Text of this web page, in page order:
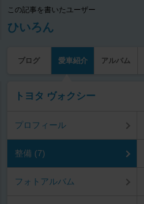
この記事を書いたユーザー
ひいろん
ブログ 愛車紹介 アルバム
トヨタ ヴォクシー
プロフィール
整備 (7)
フォトアルバム